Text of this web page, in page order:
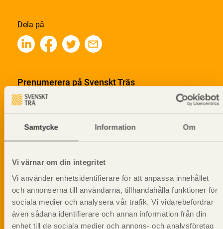
Samtycke Information Om
Vi värnar om din integritet
Vi använder enhetsidentifierare för att anpassa innehållet
och annonserna till användarna, tillhandahålla funktioner för
sociala medier och analysera vår trafik. Vi vidarebefordrar
även sådana identifierare och annan information från din
enhet till de sociala medier och annons- och analysföretag
Dela på
Prenumerera på Svenskt Träs
informationsutskick!